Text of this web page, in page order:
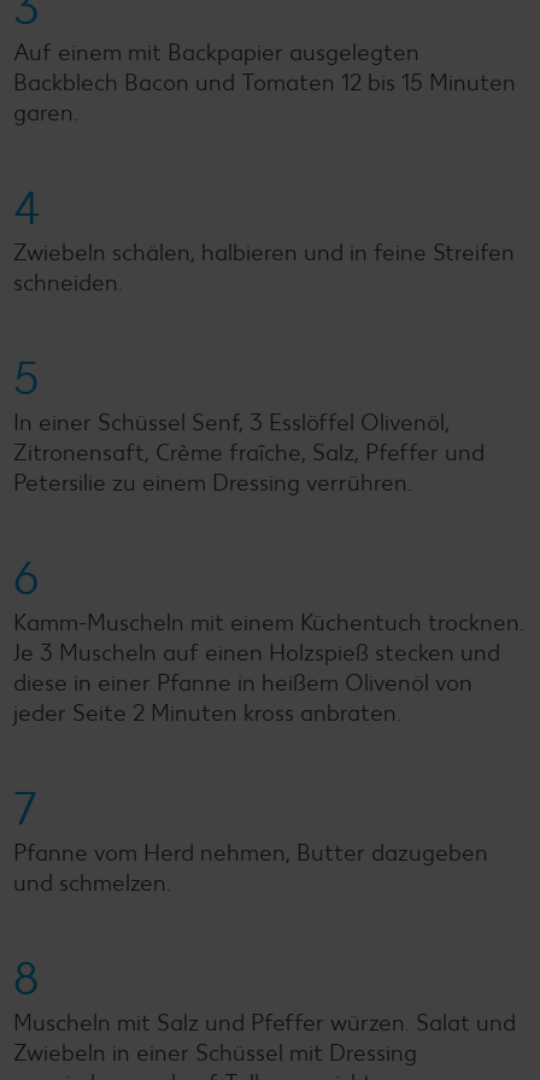
Auf einem mit Backpapier ausgelegten
Backblech Bacon und Tomaten 12 bis 15 Minuten
garen.
4
Zwiebeln schälen, halbieren und in feine Streifen
schneiden.
5
In einer Schüssel Senf, 3 Esslöffel Olivenöl,
Zitronensaft, Crème fraîche, Salz, Pfeffer und
Petersilie zu einem Dressing verrühren.
6
Kamm-Muscheln mit einem Küchentuch trocknen.
Je 3 Muscheln auf einen Holzspieß stecken und
diese in einer Pfanne in heißem Olivenöl von
jeder Seite 2 Minuten kross anbraten.
7
Pfanne vom Herd nehmen, Butter dazugeben
und schmelzen.
8
Muscheln mit Salz und Pfeffer würzen. Salat und
Zwiebeln in einer Schüssel mit Dressing